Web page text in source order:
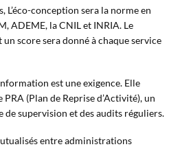
L’éco-conception sera la norme en
ADEME, la CNIL et INRIA. Le
score sera donné à chaque service
est une exigence. Elle
(Plan de Reprise d’Activité), un
de supervision et des audits réguliers.
entre administrations